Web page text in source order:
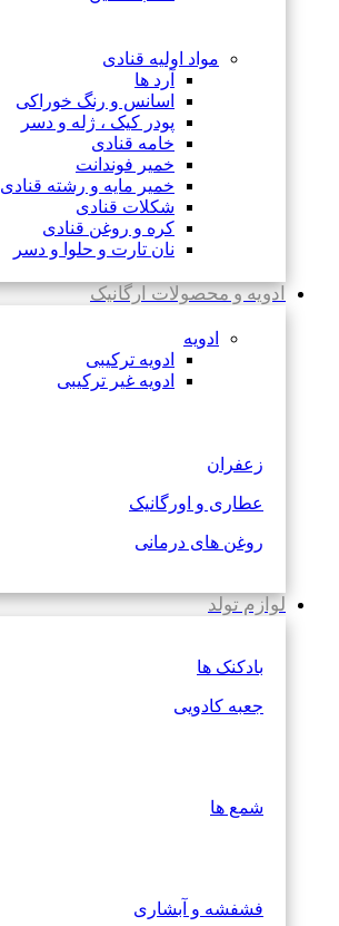
مواد اولیه قنادی
آرد ها
اسانس و رنگ خوراکی
پودر کیک ، ژله و دسر
خامه قنادی
خمیر فوندانت
خمیر مایه و رشته قنادی
شکلات قنادی
کره و روغن قنادی
نان تارت و حلوا و دسر
ادویه و محصولات ارگانیک
ادویه
ادویه ترکیبی
ادویه غیر ترکیبی
زعفران
عطاری و اورگانیک
روغن های درمانی
لوازم تولد
بادکنک ها
جعبه کادویی
شمع ها
فشفشه و آبشاری